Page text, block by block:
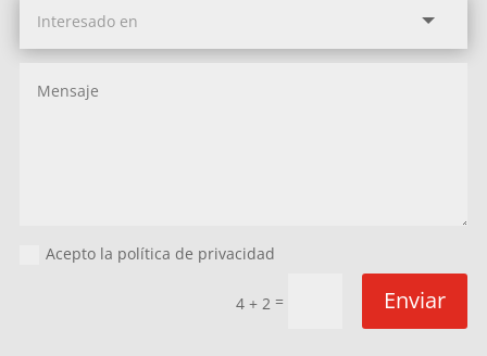
Acepto la política de privacidad
4 + 2 = Enviar